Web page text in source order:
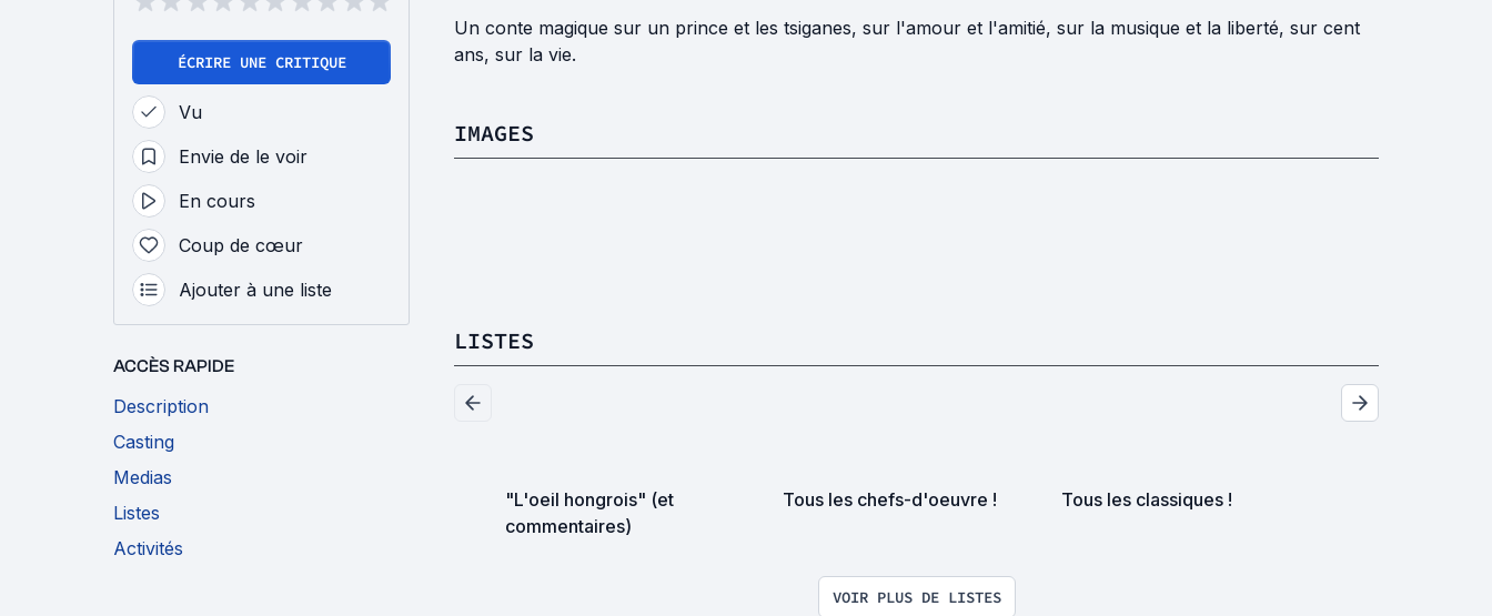
ÉCRIRE UNE CRITIQUE
Vu
Envie de le voir
En cours
Coup de cœur
Ajouter à une liste
ACCÈS RAPIDE
Description
Casting
Medias
Listes
Activités
Un conte magique sur un prince et les tsiganes, sur l'amour et l'amitié, sur la musique et la liberté, sur cent
ans, sur la vie.
IMAGES
LISTES
"L'oeil hongrois" (et
commentaires)
Tous les chefs-d'oeuvre ! Tous les classiques !
VOIR PLUS DE LISTES